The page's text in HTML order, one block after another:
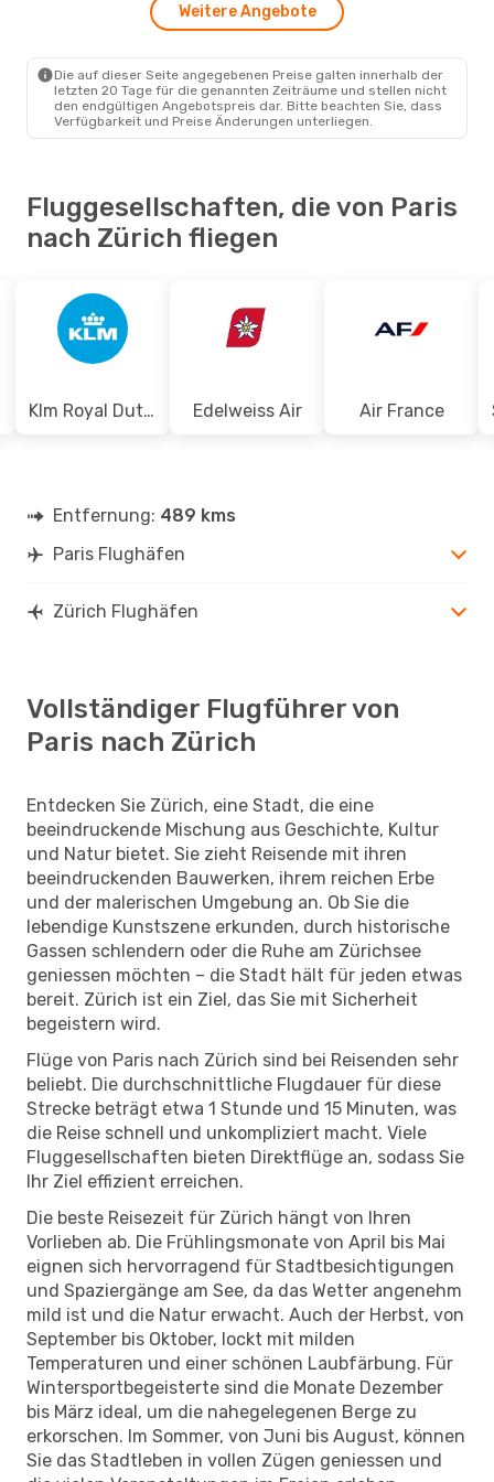
Swiss International Air Lines Direkt
Weitere Angebote
Die auf dieser Seite angegebenen Preise galten innerhalb der
letzten 20 Tage für die genannten Zeiträume und stellen nicht
den endgültigen Angebotspreis dar. Bitte beachten Sie, dass
Verfügbarkeit und Preise Änderungen unterliegen.
Fluggesellschaften, die von Paris
nach Zürich fliegen
Klm Royal Dutch Airlines Edelweiss Air Air France
Entfernung: 489 kms
Paris Flughäfen
Zürich Flughäfen
Vollständiger Flugführer von
Paris nach Zürich
Entdecken Sie Zürich, eine Stadt, die eine
beeindruckende Mischung aus Geschichte, Kultur
und Natur bietet. Sie zieht Reisende mit ihren
beeindruckenden Bauwerken, ihrem reichen Erbe
und der malerischen Umgebung an. Ob Sie die
lebendige Kunstszene erkunden, durch historische
Gassen schlendern oder die Ruhe am Zürichsee
geniessen möchten – die Stadt hält für jeden etwas
bereit. Zürich ist ein Ziel, das Sie mit Sicherheit
begeistern wird.
Flüge von Paris nach Zürich sind bei Reisenden sehr
beliebt. Die durchschnittliche Flugdauer für diese
Strecke beträgt etwa 1 Stunde und 15 Minuten, was
die Reise schnell und unkompliziert macht. Viele
Fluggesellschaften bieten Direktflüge an, sodass Sie
Ihr Ziel effizient erreichen.
Die beste Reisezeit für Zürich hängt von Ihren
Vorlieben ab. Die Frühlingsmonate von April bis Mai
eignen sich hervorragend für Stadtbesichtigungen
und Spaziergänge am See, da das Wetter angenehm
mild ist und die Natur erwacht. Auch der Herbst, von
September bis Oktober, lockt mit milden
Temperaturen und einer schönen Laubfärbung. Für
Wintersportbegeisterte sind die Monate Dezember
bis März ideal, um die nahegelegenen Berge zu
erkorschen. Im Sommer, von Juni bis August, können
Sie das Stadtleben in vollen Zügen geniessen und